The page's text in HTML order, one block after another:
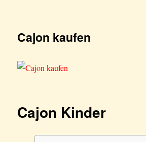
Cajon kaufen
Cajon Kinder